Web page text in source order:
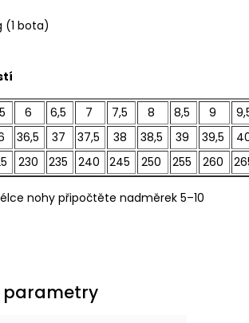
(1 bota)
6 6,5 7 7,5 8 8,5 9
36,5 37 37,5 38 38,5 39 39,5
230 235 240 245 250 255 260
nohy připočtěte nadměrek 5–10
parametry